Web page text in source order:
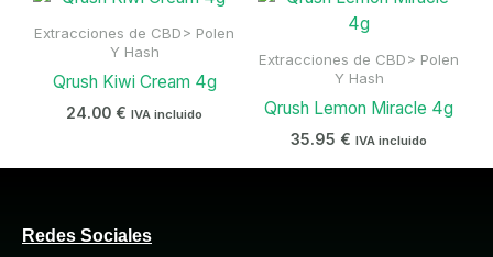
Extracciones de CBD> Polen
Y Hash
Qrush Kiwi Cream 4g
24.00 € IVA incluido
Extracciones de CBD> Polen
Y Hash
Qrush Lemon Miracle 4g
35.95 € IVA incluido
Redes Sociales